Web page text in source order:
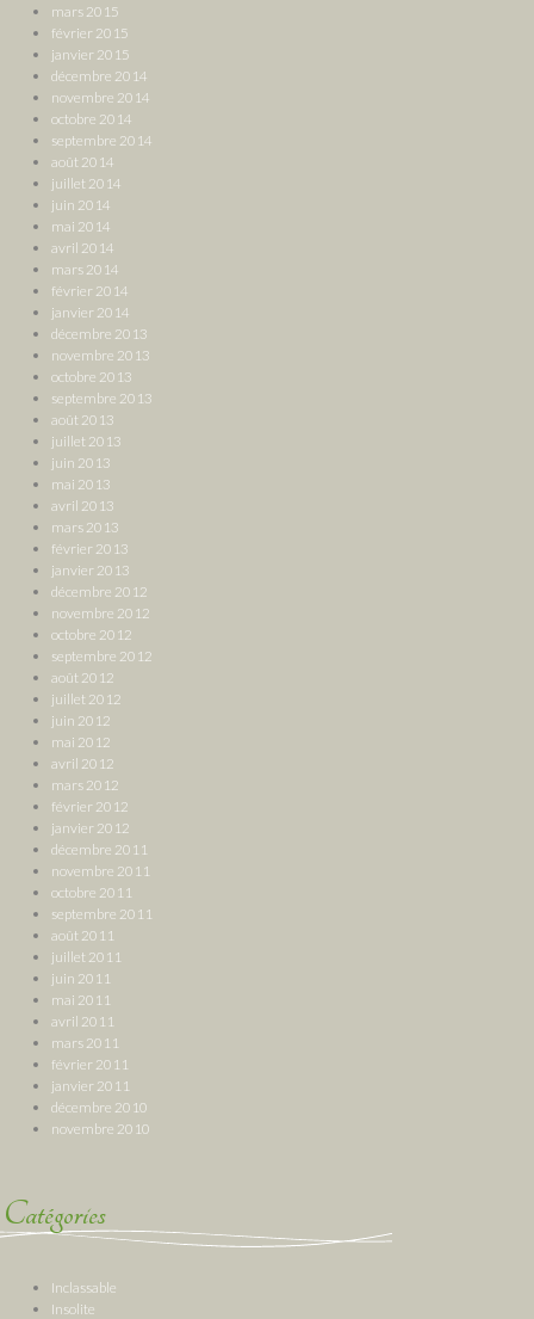
mars 2015
février 2015
janvier 2015
décembre 2014
novembre 2014
octobre 2014
septembre 2014
août 2014
juillet 2014
juin 2014
mai 2014
avril 2014
mars 2014
février 2014
janvier 2014
décembre 2013
novembre 2013
octobre 2013
septembre 2013
août 2013
juillet 2013
juin 2013
mai 2013
avril 2013
mars 2013
février 2013
janvier 2013
décembre 2012
novembre 2012
octobre 2012
septembre 2012
août 2012
juillet 2012
juin 2012
mai 2012
avril 2012
mars 2012
février 2012
janvier 2012
décembre 2011
novembre 2011
octobre 2011
septembre 2011
août 2011
juillet 2011
juin 2011
mai 2011
avril 2011
mars 2011
février 2011
janvier 2011
décembre 2010
novembre 2010
Catégories
Inclassable
Insolite